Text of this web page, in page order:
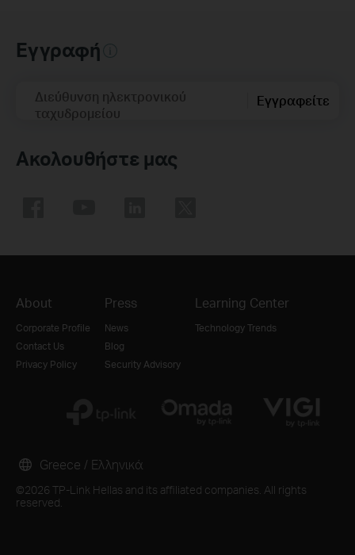
Εγγραφή
Διεύθυνση ηλεκτρονικού
ταχυδρομείου
Εγγραφείτε
Ακολουθήστε μας
About
Corporate Profile
Contact Us
Privacy Policy
Press
News
Blog
Security Advisory
Learning Center
Technology Trends
©2026 TP-Link Hellas and its affiliated companies. All rights
reserved.
Greece / Ελληνικά